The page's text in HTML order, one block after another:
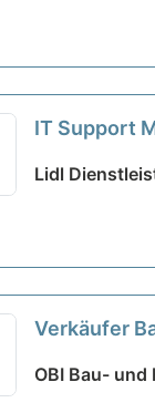
IT Support
Lidl
Verkäufer
OBI Bau- und